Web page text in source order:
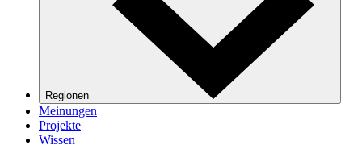
Regionen
Meinungen
Projekte
Wissen